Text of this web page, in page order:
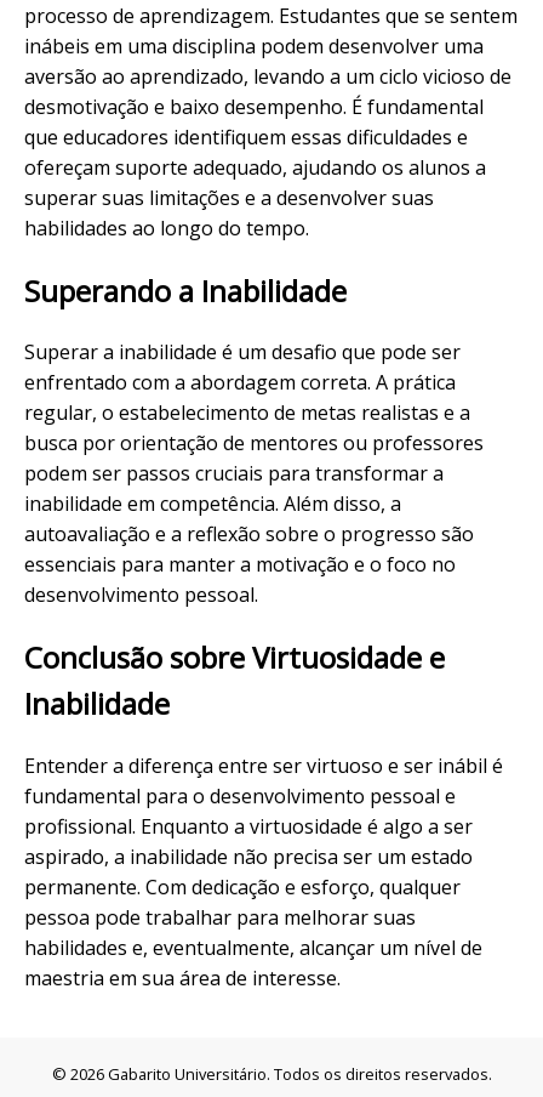
processo de aprendizagem. Estudantes que se sentem
inábeis em uma disciplina podem desenvolver uma
aversão ao aprendizado, levando a um ciclo vicioso de
desmotivação e baixo desempenho. É fundamental
que educadores identifiquem essas dificuldades e
ofereçam suporte adequado, ajudando os alunos a
superar suas limitações e a desenvolver suas
habilidades ao longo do tempo.
Superando a Inabilidade
Superar a inabilidade é um desafio que pode ser
enfrentado com a abordagem correta. A prática
regular, o estabelecimento de metas realistas e a
busca por orientação de mentores ou professores
podem ser passos cruciais para transformar a
inabilidade em competência. Além disso, a
autoavaliação e a reflexão sobre o progresso são
essenciais para manter a motivação e o foco no
desenvolvimento pessoal.
Conclusão sobre Virtuosidade e
Inabilidade
Entender a diferença entre ser virtuoso e ser inábil é
fundamental para o desenvolvimento pessoal e
profissional. Enquanto a virtuosidade é algo a ser
aspirado, a inabilidade não precisa ser um estado
permanente. Com dedicação e esforço, qualquer
pessoa pode trabalhar para melhorar suas
habilidades e, eventualmente, alcançar um nível de
maestria em sua área de interesse.
© 2026 Gabarito Universitário. Todos os direitos reservados.